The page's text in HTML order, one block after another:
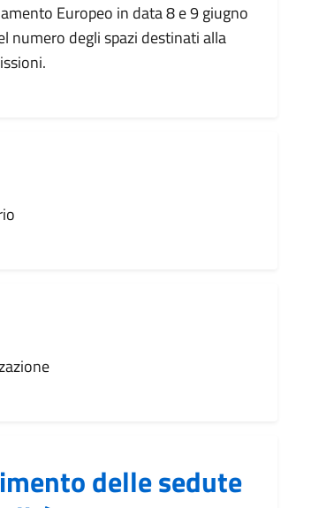
Europeo in data 8 e 9 giugno
numero degli spazi destinati alla
delle sedute